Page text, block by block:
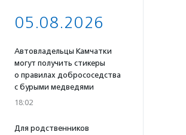
05.08.2026
Автовладельцы Камчатки
могут получить стикеры
о правилах добрососедства
с бурыми медведями
18:02
Для родственников